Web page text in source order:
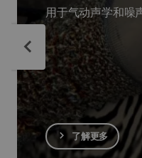
用于气动声学和噪
了解更多